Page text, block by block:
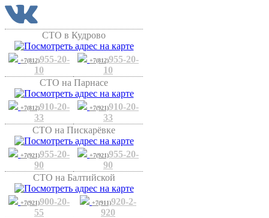
СТО в Кудрово
+7(812)955-20-
10
+7(812)955-20-
10
СТО на Парнасе
+7(812)910-20-
33
+7(921)910-20-
33
СТО на Пискарёвке
+7(921)955-20-
90
+7(921)955-20-
90
СТО на Балтийской
+7(921)900-20-
55
+7(911)920-2-
920